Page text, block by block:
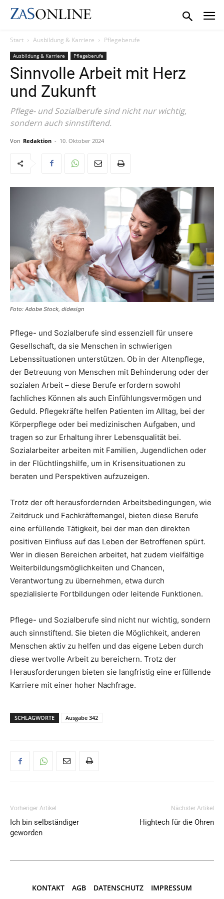
Start Ausbildung & Karriere Pflegeberufe
Ausbildung & Karriere Pflegeberufe
Sinnvolle Arbeit mit Herz
und Zukunft
Pflege- und Sozialberufe sind nicht nur wichtig,
sondern auch sinnstiftend.
Von Redaktion - 10. Oktober 2024
Foto: Adobe Stock, didesign
Pflege- und Sozialberufe sind essenziell für unsere
Gesellschaft, da sie Menschen in schwierigen
Lebenssituationen unterstützen. Ob in der Altenpflege,
der Betreuung von Menschen mit Behinderung oder der
sozialen Arbeit – diese Berufe erfordern sowohl
fachliches Können als auch Einfühlungsvermögen und
Geduld. Pflegekräfte helfen Patienten im Alltag, bei der
Körperpflege oder bei medizinischen Aufgaben, und
tragen so zur Erhaltung ihrer Lebensqualität bei.
Sozialarbeiter arbeiten mit Familien, Jugendlichen oder
in der Flüchtlingshilfe, um in Krisensituationen zu
beraten und Perspektiven aufzuzeigen.
Trotz der oft herausfordernden Arbeitsbedingungen, wie
Zeitdruck und Fachkräftemangel, bieten diese Berufe
eine erfüllende Tätigkeit, bei der man den direkten
positiven Einfluss auf das Leben der Betroffenen spürt.
Wer in diesen Bereichen arbeitet, hat zudem vielfältige
Weiterbildungsmöglichkeiten und Chancen,
Verantwortung zu übernehmen, etwa durch
spezialisierte Fortbildungen oder leitende Funktionen.
Pflege- und Sozialberufe sind nicht nur wichtig, sondern
auch sinnstiftend. Sie bieten die Möglichkeit, anderen
Menschen aktiv zu helfen und das eigene Leben durch
diese wertvolle Arbeit zu bereichern. Trotz der
Herausforderungen bieten sie langfristig eine erfüllende
Karriere mit einer hoher Nachfrage.
SCHLAGWORTE Ausgabe 342
Vorheriger Artikel
Ich bin selbständiger
geworden
Nächster Artikel
Hightech für die Ohren
KONTAKT AGB DATENSCHUTZ IMPRESSUM